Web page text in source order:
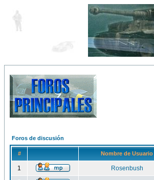
Foros de discusión
# Nombre de Usuario
1 Rosenbush